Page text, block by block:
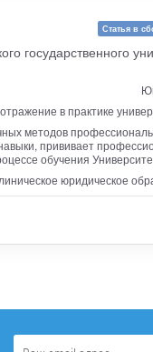
Статья в
государственного
в практике
методов
прививает
обучения
юридическое